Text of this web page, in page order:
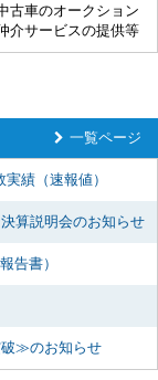
古車のオークション
介サービスの提供等
一覧ページ
績（速報値）
算説明会のお知らせ
告書）
≫のお知らせ